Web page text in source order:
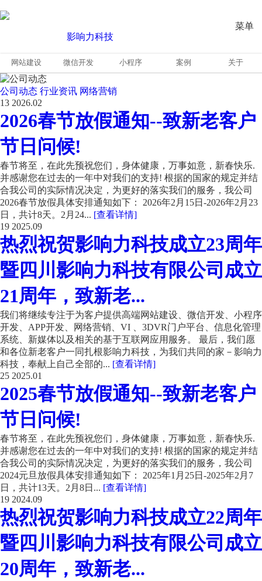
菜单
网站建设 微信开发 小程序 案例 关于
公司动态 行业资讯 网络营销
13 2026.02
2026春节放假通知--致新老客户
节日问候!
春节将至，在此先预祝您们，身体健康，万事如意，新春快乐.
并感谢您在过去的一年中对我们的支持! 根据的国家的规定并结
合我公司的实际情况决定，为更好的落实我们的服务，我公司
2026春节放假具体安排通知如下： 2026年2月15日-2026年2月23
日，共计8天。2月24... [查看详情]
19 2025.09
热烈祝贺影响力科技成立23周年
暨四川影响力科技有限公司成立
21周年，致新老...
我们将继续专注于为客户提供高端网站建设、微信开发、小程序
开发、APP开发、网络营销、VI 、3DVR门户平台、信息化管理
系统、新媒体以及相关的基于互联网应用服务。 最后，我们愿
和各位新老客户一同扎根影响力科技，为我们共同的家－影响力
科技，奉献上自己全部的... [查看详情]
25 2025.01
2025春节放假通知--致新老客户
节日问候!
春节将至，在此先预祝您们，身体健康，万事如意，新春快乐.
并感谢您在过去的一年中对我们的支持! 根据的国家的规定并结
合我公司的实际情况决定，为更好的落实我们的服务，我公司
2024元旦放假具体安排通知如下： 2025年1月25日-2025年2月7
日，共计13天。2月8日... [查看详情]
19 2024.09
热烈祝贺影响力科技成立22周年
暨四川影响力科技有限公司成立
20周年，致新老...